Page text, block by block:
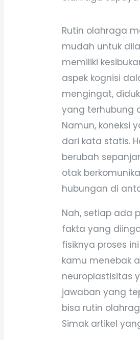
Rutin olahraga
mudah untuk
memiliki
aspek kognisi
mengingat,
yang terhubung
Namun, koneksi
dari kata statis.
berubah
otak
hubungan di
Nah, setiap ada
fakta yang
fisiknya proses
kamu menebak
neuroplastisitas
jawaban yang
bisa rutin
Simak artikel